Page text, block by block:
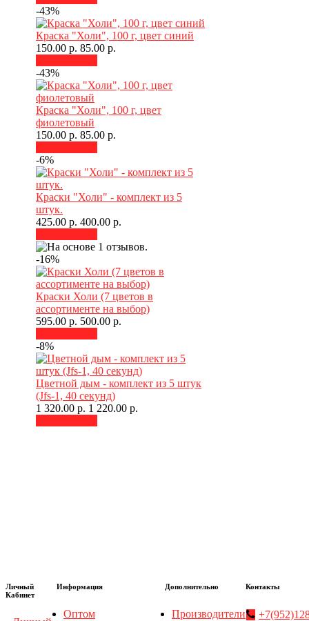
-43%
Краска "Холи", 100 г, цвет синий
150.00 р. 85.00 р.
-43%
Краска "Холи", 100 г, цвет
фиолетовый
150.00 р. 85.00 р.
-6%
Краски "Холи" - комплект из 5
штук.
425.00 р. 400.00 р.
-16%
Краски Холи (7 цветов в
ассортименте на выбор)
595.00 р. 500.00 р.
-8%
Цветной дым - комплект из 5 штук
(Jfs-1, 40 секунд)
1 320.00 р. 1 220.00 р.
Личный
Кабинет
Информация
Оптом
Дополнительно
Производители
Контакты